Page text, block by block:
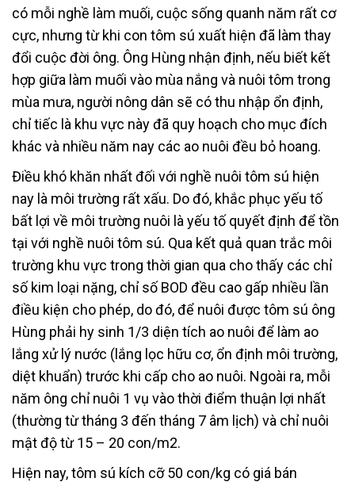
có mỗi nghề làm muối, cuộc sống quanh năm rất cơ
cực, nhưng từ khi con tôm sú xuất hiện đã làm thay
đổi cuộc đời ông. Ông Hùng nhận định, nếu biết kết
hợp giữa làm muối vào mùa nắng và nuôi tôm trong
mùa mưa, người nông dân sẽ có thu nhập ổn định,
chỉ tiếc là khu vực này đã quy hoạch cho mục đích
khác và nhiều năm nay các ao nuôi đều bỏ hoang.
Điều khó khăn nhất đối với nghề nuôi tôm sú hiện
nay là môi trường rất xấu. Do đó, khắc phục yếu tố
bất lợi về môi trường nuôi là yếu tố quyết định để tồn
tại với nghề nuôi tôm sú. Qua kết quả quan trắc môi
trường khu vực trong thời gian qua cho thấy các chỉ
số kim loại nặng, chỉ số BOD đều cao gấp nhiều lần
điều kiện cho phép, do đó, để nuôi được tôm sú ông
Hùng phải hy sinh 1/3 diện tích ao nuôi để làm ao
lắng xử lý nước (lắng lọc hữu cơ, ổn định môi trường,
diệt khuẩn) trước khi cấp cho ao nuôi. Ngoài ra, mỗi
năm ông chỉ nuôi 1 vụ vào thời điểm thuận lợi nhất
(thường từ tháng 3 đến tháng 7 âm lịch) và chỉ nuôi
mật độ từ 15 – 20 con/m2.
Hiện nay, tôm sú kích cỡ 50 con/kg có giá bán